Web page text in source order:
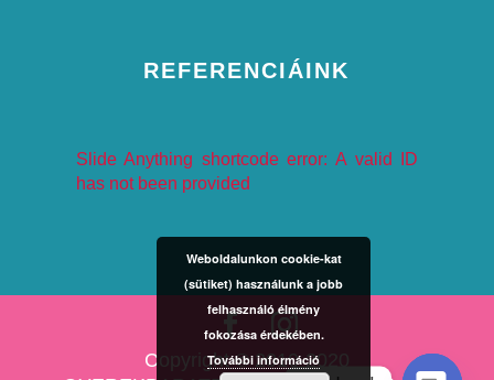
REFERENCIÁINK
Slide Anything shortcode error: A valid ID
has not been provided
Copyright © 2010-2020
Weboldalunkon cookie-kat
(sütiket) használunk a jobb
felhasználó élmény
fokozása érdekében.
További információ